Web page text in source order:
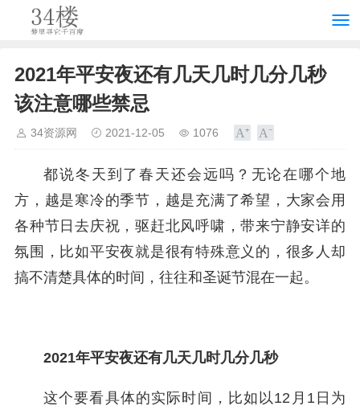
2021年平安夜还有几天几时几分几秒
该注意哪些禁忌
34资源网 2021-12-05 1076
都说冬天到了春天还会远吗？无论在哪个地
方，越是寒冷的季节，越是充满了希望，大家会用
各种节日去庆祝，驱赶北风呼啸，带来宁静安详的
氛围，比如平安夜就是很有特殊意义的，很多人却
搞不清楚具体的时间，往往和圣诞节混在一起。
2021年平安夜还有几天几时几分几秒
这个要看具体的实际时间，比如以12月1日为